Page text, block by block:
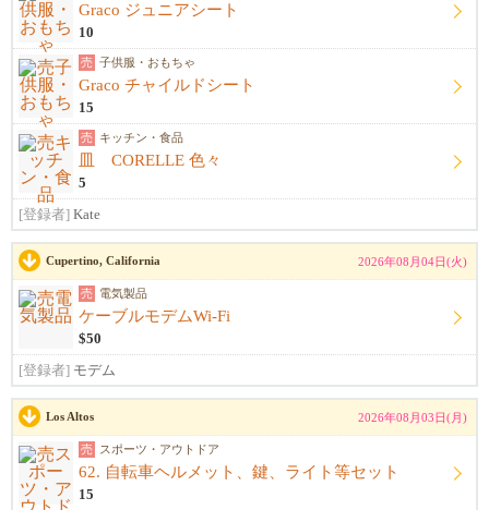
Graco ジュニアシート
10
売 子供服・おもちゃ
Graco チャイルドシート
15
売 キッチン・食品
皿 CORELLE 色々
5
[登録者] Kate
Cupertino, California 2026年08月04日(火)
売 電気製品
ケーブルモデムWi-Fi
$50
[登録者] モデム
Los Altos 2026年08月03日(月)
売 スポーツ・アウトドア
62. 自転車ヘルメット、鍵、ライト等セット
15